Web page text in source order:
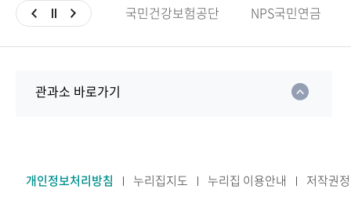
국민건강보험공단 NPS국민연금
관과소 바로가기
개인정보처리방침 누리집지도 누리집 이용안내 저작권